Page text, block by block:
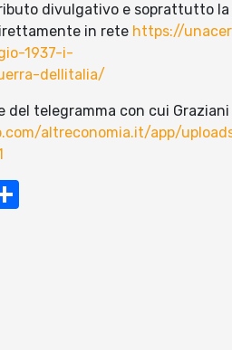
divulgativo e soprattutto la
in rete https://
1937-i-
dellitalia/
del telegramma con cui
altreconomia.it/app/